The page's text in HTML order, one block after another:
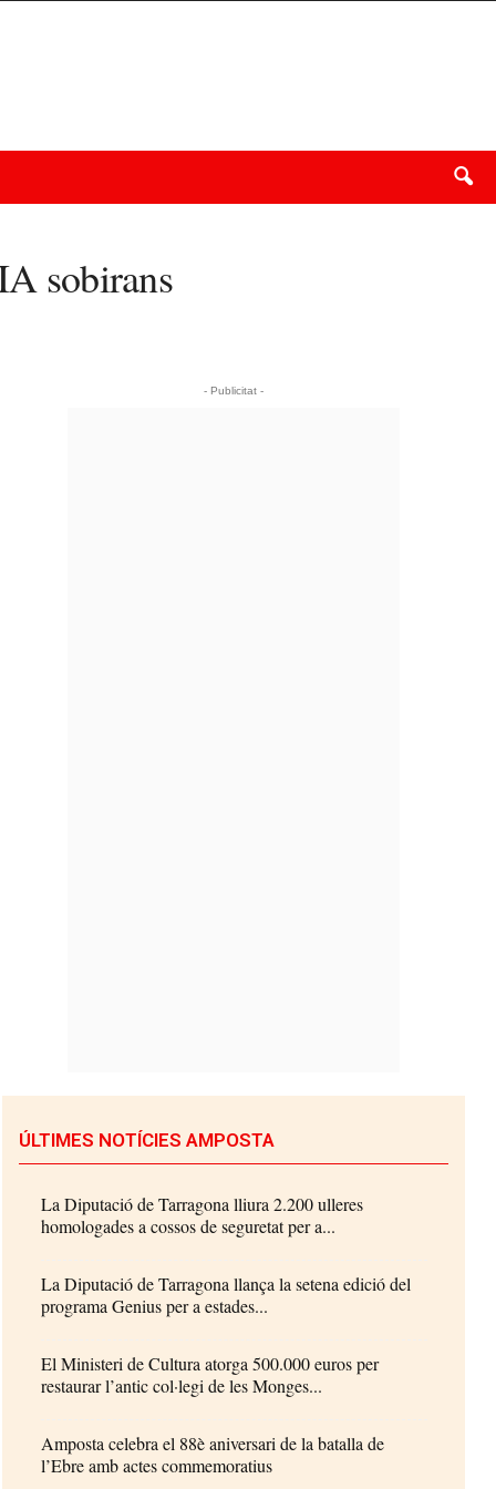
sobirans
- Publicitat -
ÚLTIMES NOTÍCIES AMPOSTA
La Diputació de Tarragona lliura 2.200 ulleres
homologades a cossos de seguretat per a...
La Diputació de Tarragona llança la setena edició del
programa Genius per a estades...
El Ministeri de Cultura atorga 500.000 euros per
restaurar l’antic col·legi de les Monges...
Amposta celebra el 88è aniversari de la batalla de
l’Ebre amb actes commemoratius